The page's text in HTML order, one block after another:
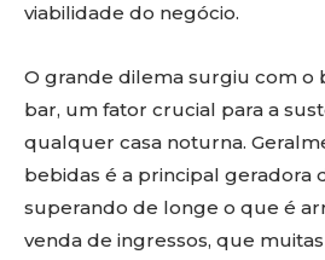
viabilidade do negócio.
O grande dilema surgiu com o
bar, um fator crucial para a
qualquer casa noturna.
bebidas é a principal geradora
superando de longe o que é
venda de ingressos, que